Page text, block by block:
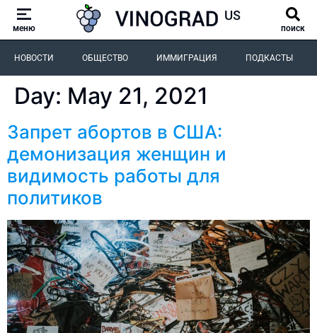
меню поиск
НОВОСТИ ОБЩЕСТВО ИММИГРАЦИЯ ПОДКАСТЫ
Day: May 21, 2021
Запрет абортов в США:
демонизация женщин и
видимость работы для
политиков